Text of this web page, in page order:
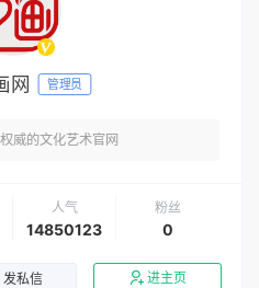
网 管理员
威的文化艺术官网
人气
14850123
粉丝
0
发私信 进主页